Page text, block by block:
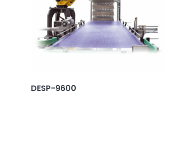
DESP-9600